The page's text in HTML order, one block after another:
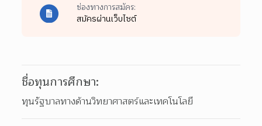
ช่องทางการสมัคร:
สมัครผ่านเว็บไซต์
ชื่อทุนการศึกษา:
ทุนรัฐบาลทางด้านวิทยาศาสตร์และเทคโนโลยี